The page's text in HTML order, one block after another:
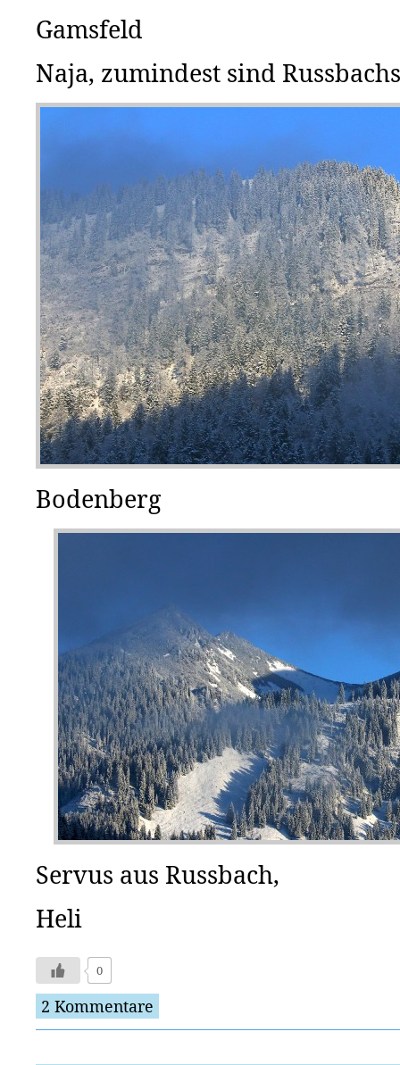
Gamsfeld
Naja, zumindest sind
Bodenberg
Servus aus Russbach,
Heli
0
2 Kommentare